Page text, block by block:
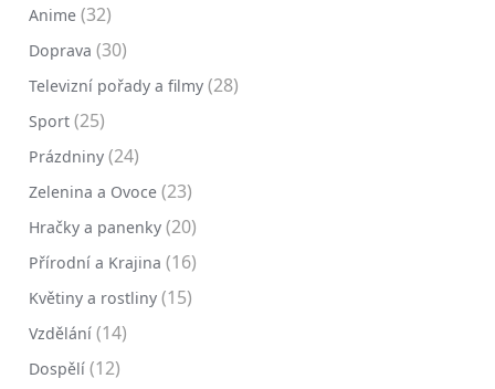
Anime (32)
Doprava (30)
Televizní pořady a filmy (28)
Sport (25)
Prázdniny (24)
Zelenina a Ovoce (23)
Hračky a panenky (20)
Přírodní a Krajina (16)
Květiny a rostliny (15)
Vzdělání (14)
Dospělí (12)